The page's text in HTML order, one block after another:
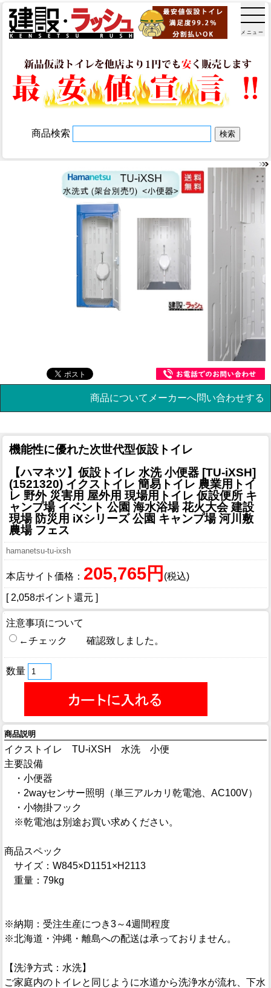
メニュー
商品検索
商品についてメーカーへ問い合わせする
機能性に優れた次世代型仮設トイレ
【ハマネツ】仮設トイレ 水洗 小便器 [TU-iXSH]
(1521320) イクストイレ 簡易トイレ 農業用トイ
レ 野外 災害用 屋外用 現場用トイレ 仮設便所 キ
ャンプ場 イベント 公園 海水浴場 花火大会 建設
現場 防災用 iXシリーズ 公園 キャンプ場 河川敷
農場 フェス
hamanetsu-tu-ixsh
本店サイト価格： 205,765円 (税込)
[ 2,058ポイント還元 ]
注意事項について
←チェック 確認致しました。
数量
商品説明
イクストイレ TU-iXSH 水洗 小便
主要設備
・小便器
・2wayセンサー照明（単三アルカリ乾電池、AC100V）
・小物掛フック
※乾電池は別途お買い求めください。
商品スペック
サイズ：W845×D1151×H2113
重量：79kg
※納期：受注生産につき3～4週間程度
※北海道・沖縄・離島への配送は承っておりません。
【洗浄方式：水洗】
ご家庭内のトイレと同じように水道から洗浄水が流れ、下水